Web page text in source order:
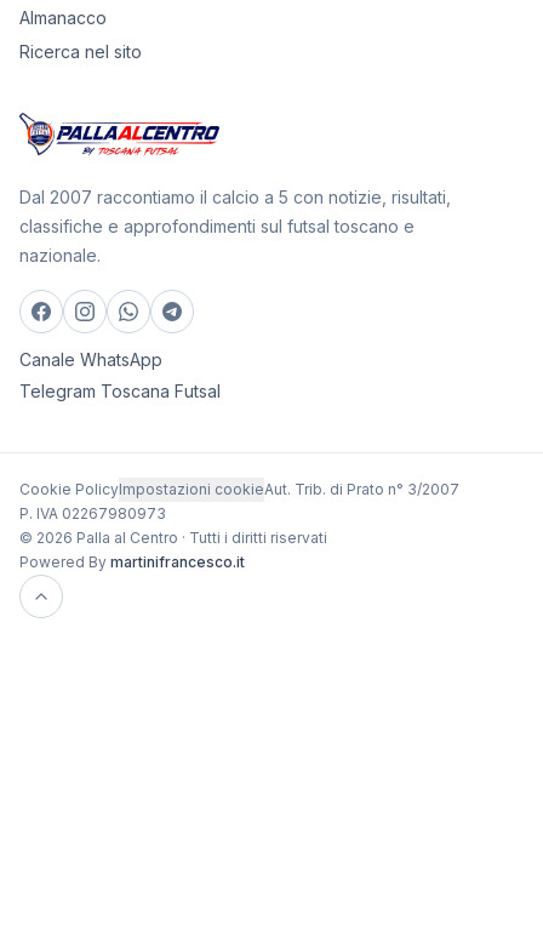
Almanacco
Ricerca nel sito
Dal 2007 raccontiamo il calcio a 5 con notizie, risultati,
classifiche e approfondimenti sul futsal toscano e
nazionale.
Canale WhatsApp
Telegram Toscana Futsal
Cookie PolicyImpostazioni cookieAut. Trib. di Prato n° 3/2007
P. IVA 02267980973
© 2026 Palla al Centro · Tutti i diritti riservati
Powered By martinifrancesco.it